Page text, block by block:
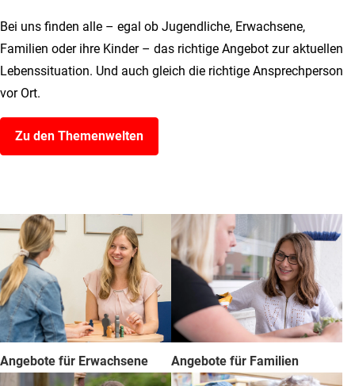
Bei uns finden alle – egal ob Jugendliche, Erwachsene,
Familien oder ihre Kinder – das richtige Angebot zur aktuellen
Lebenssituation. Und auch gleich die richtige Ansprechperson
vor Ort.
Zu den Themenwelten
Angebote für Erwachsene Angebote für Familien